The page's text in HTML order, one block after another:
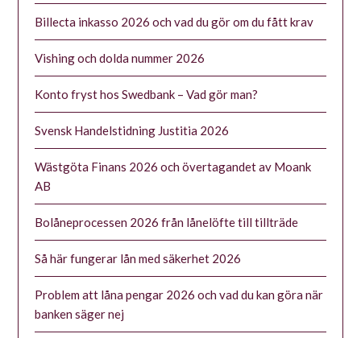
Billecta inkasso 2026 och vad du gör om du fått krav
Vishing och dolda nummer 2026
Konto fryst hos Swedbank – Vad gör man?
Svensk Handelstidning Justitia 2026
Wästgöta Finans 2026 och övertagandet av Moank
AB
Bolåneprocessen 2026 från lånelöfte till tillträde
Så här fungerar lån med säkerhet 2026
Problem att låna pengar 2026 och vad du kan göra när
banken säger nej